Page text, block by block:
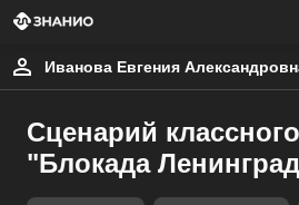
Иванова Евгения
Сценарий
"Блокада